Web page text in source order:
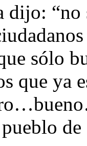
dijo: “no
sólo
que ya
de